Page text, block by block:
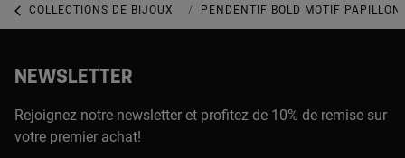
COLLECTIONS DE BIJOUX COLLECTION BOLD MOTIF
PENDENTIF BOLD MOTIF PAPILLON
NEWSLETTER
Rejoignez notre newsletter et profitez de 10% de remise sur
votre premier achat!